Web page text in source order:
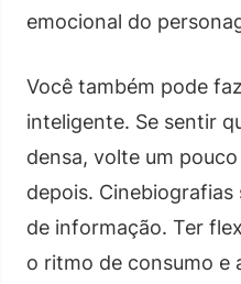
emocional do
Você também pode
inteligente. Se sentir
densa, volte um
depois.
de informação. Ter
o ritmo de consumo e